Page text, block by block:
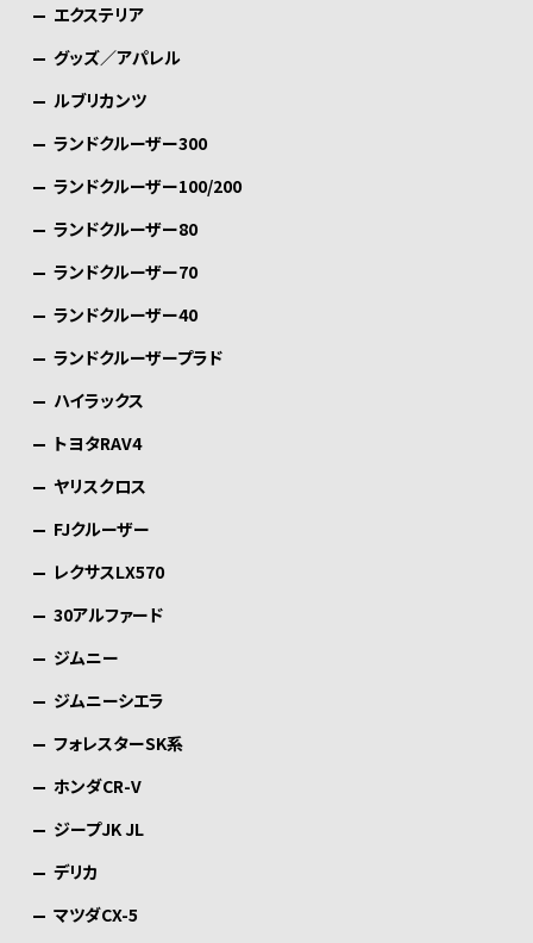
エクステリア
グッズ／アパレル
ルブリカンツ
ランドクルーザー300
ランドクルーザー100/200
ランドクルーザー80
ランドクルーザー70
ランドクルーザー40
ランドクルーザープラド
ハイラックス
トヨタRAV4
ヤリスクロス
FJクルーザー
レクサスLX570
30アルファード
ジムニー
ジムニーシエラ
フォレスターSK系
ホンダCR-V
ジープJK JL
デリカ
マツダCX-5